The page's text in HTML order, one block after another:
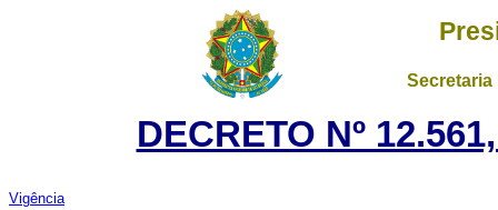
DECRETO Nº
Vigência